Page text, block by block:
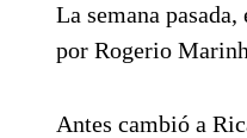
La semana
por Rogerio
Antes cambió a